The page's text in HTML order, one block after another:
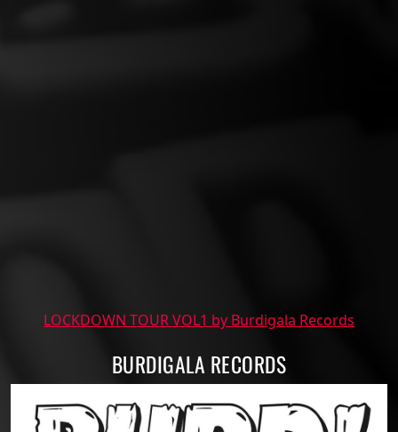
LOCKDOWN TOUR VOL1 by Burdigala Records
BURDIGALA RECORDS